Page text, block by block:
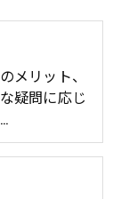
メリット、
疑問に応じ